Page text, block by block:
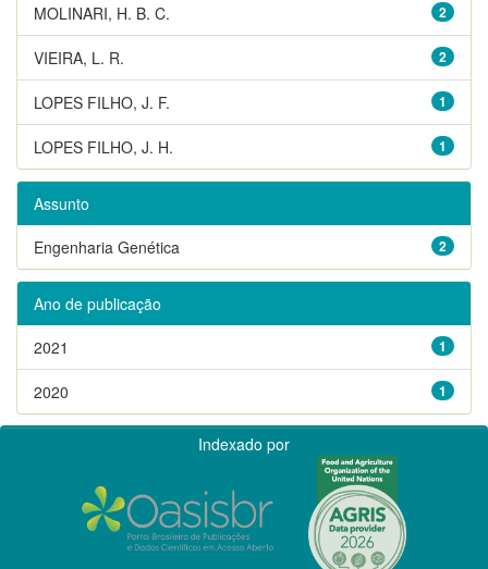
2
MOLINARI, H. B. C.
2
VIEIRA, L. R.
1
LOPES FILHO, J. F.
1
LOPES FILHO, J. H.
Assunto
2
Engenharia Genética
Ano de publicação
1
2021
1
2020
Indexado por